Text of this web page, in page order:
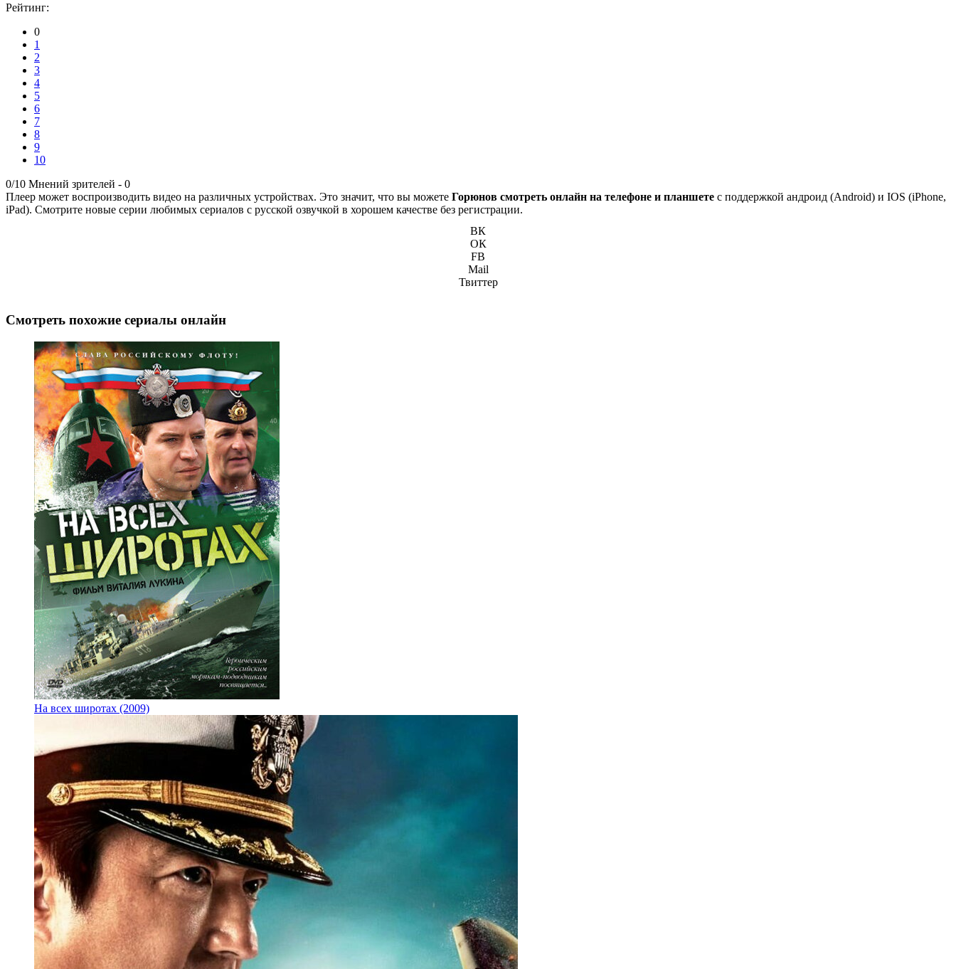
Рейтинг:
0
1
2
3
4
5
6
7
8
9
10
0/10 Мнений зрителей - 0
Плеер может воспроизводить видео на различных устройствах. Это значит, что вы можете Горюнов смотреть онлайн на телефоне и планшете с поддержкой андроид (Android) и IOS (iPhone,
iPad). Смотрите новые серии любимых сериалов с русской озвучкой в хорошем качестве без регистрации.
ВК
ОК
FB
Mail
Твиттер
Смотреть похожие сериалы онлайн
На всех широтах (2009)